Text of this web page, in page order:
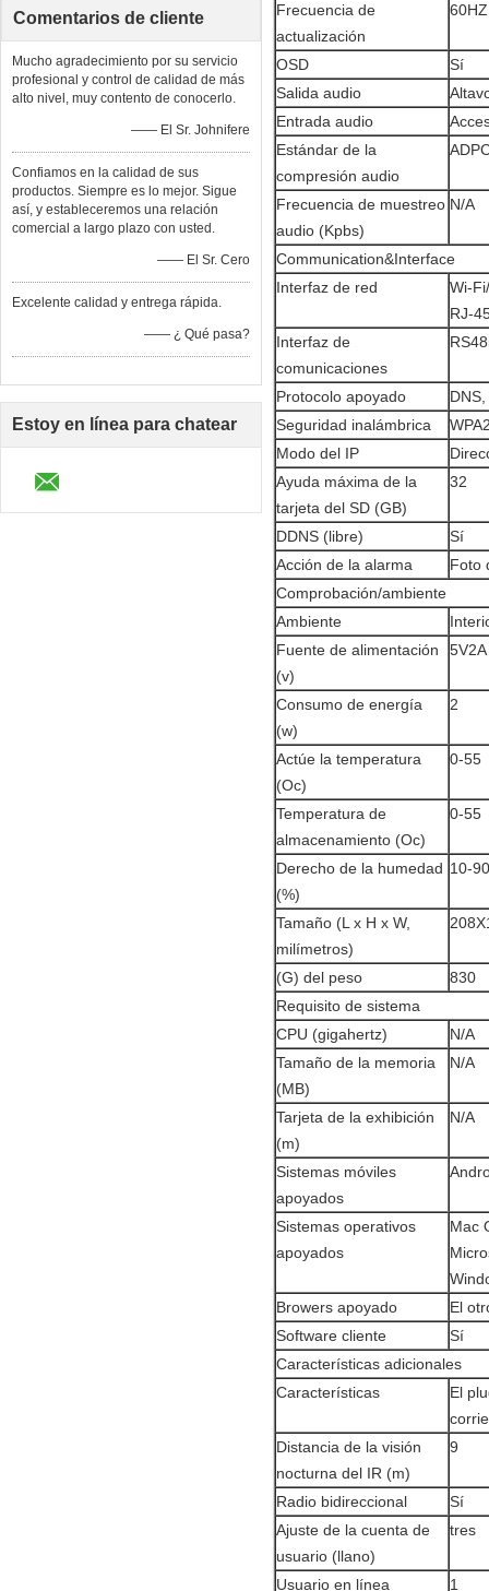
Comentarios de cliente
Mucho agradecimiento por su servicio
profesional y control de calidad de más
alto nivel, muy contento de conocerlo.
—— El Sr. Johnifere
Confiamos en la calidad de sus
productos. Siempre es lo mejor. Sigue
así, y estableceremos una relación
comercial a largo plazo con usted.
—— El Sr. Cero
Excelente calidad y entrega rápida.
—— ¿ Qué pasa?
Estoy en línea para chatear
Frecuencia de
actualización
OSD
Sí
Salida audio
Entrada audio
Estándar de la
compresión audio
Frecuencia de muestreo
audio (Kpbs)
N/A
Communication&Interface
Interfaz de red
Wi-
RJ-
Interfaz de
comunicaciones
Protocolo apoyado
Seguridad inalámbrica
Modo del IP
Ayuda máxima de la
tarjeta del SD (GB)
32
DDNS (libre)
Sí
Acción de la alarma
Foto
Comprobación/ambiente
Ambiente
Fuente de alimentación
(v)
5V2A
Consumo de energía
(w)
2
Actúe la temperatura
(Oc)
0-55
Temperatura de
almacenamiento (Oc)
0-55
Derecho de la humedad
(%)
10-90
Tamaño (L x H x W,
milímetros)
(G) del peso
830
Requisito de sistema
CPU (gigahertz)
N/A
Tamaño de la memoria
(MB)
N/A
Tarjeta de la exhibición
(m)
N/A
Sistemas móviles
apoyados
Sistemas operativos
apoyados
Mac
Browers apoyado
El
Software cliente
Sí
Características adicionales
Características
El
Distancia de la visión
nocturna del IR (m)
9
Radio bidireccional
Sí
Ajuste de la cuenta de
usuario (llano)
tres
Usuario en línea 1